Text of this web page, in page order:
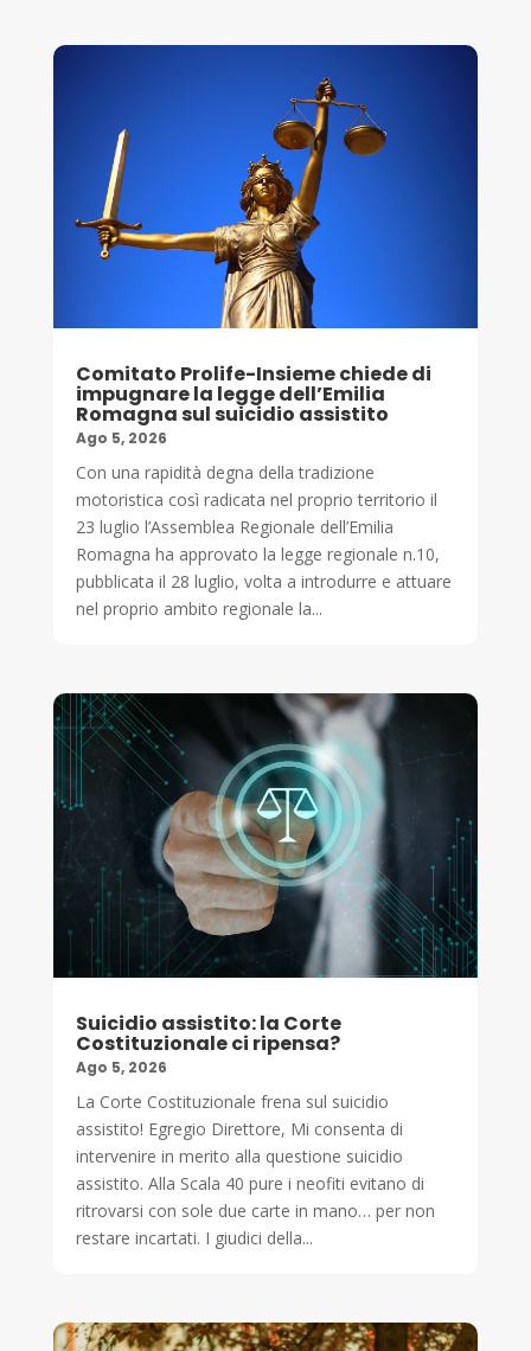
Comitato Prolife-Insieme chiede di
impugnare la legge dell’Emilia
Romagna sul suicidio assistito
Ago 5, 2026
Con una rapidità degna della tradizione
motoristica così radicata nel proprio territorio il
23 luglio l’Assemblea Regionale dell’Emilia
Romagna ha approvato la legge regionale n.10,
pubblicata il 28 luglio, volta a introdurre e attuare
nel proprio ambito regionale la...
Suicidio assistito: la Corte
Costituzionale ci ripensa?
Ago 5, 2026
La Corte Costituzionale frena sul suicidio
assistito! Egregio Direttore, Mi consenta di
intervenire in merito alla questione suicidio
assistito. Alla Scala 40 pure i neofiti evitano di
ritrovarsi con sole due carte in mano… per non
restare incartati. I giudici della...